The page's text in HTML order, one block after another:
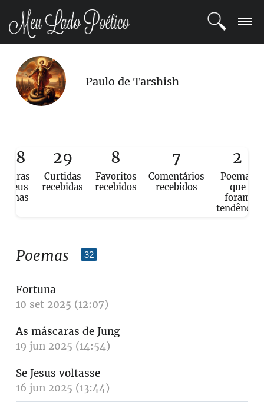
LOGIN
REGISTRO
COMUNIDADE
Paulo de Tarshish
seus
29
Curtidas
recebidas
8
Favoritos
recebidos
7
Comentários
recebidos
2
Poemas
que
foram
tendência
Poemas 32
Fortuna
10 set 2025 (12:07)
As máscaras de Jung
19 jun 2025 (14:54)
Se Jesus voltasse
16 jun 2025 (13:44)